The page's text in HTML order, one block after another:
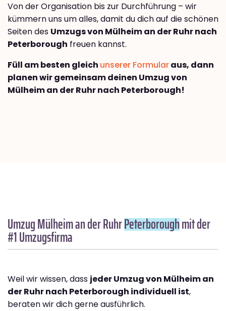
Von der Organisation bis zur Durchführung – wir
kümmern uns um alles, damit du dich auf die schönen
Seiten des Umzugs von Mülheim an der Ruhr nach
Peterborough freuen kannst.
Füll am besten gleich unserer Formularaus, dann
planen wir gemeinsam deinen Umzug von
Mülheim an der Ruhr nach Peterborough!
Umzug Mülheim an der RuhrPeterboroughmit der
#1 Umzugsfirma
Weil wir wissen, dass jeder Umzug von Mülheim an
der Ruhr nach Peterborough individuell ist,
beraten wir dich gerne ausführlich.